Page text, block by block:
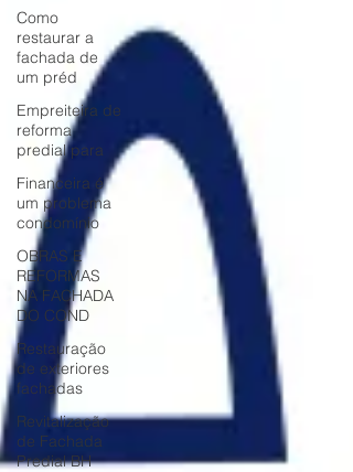
Como
restaurar a
fachada de
um préd
Empreiteira de
reforma
predial para
Financeira é
um problema
condomínio
OBRAS E
REFORMAS
NA FACHADA
DO COND
Restauração
de exteriores
fachadas
Revitalização
de Fachada
Predial BH